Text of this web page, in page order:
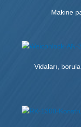
Makine
‌Vidaları,